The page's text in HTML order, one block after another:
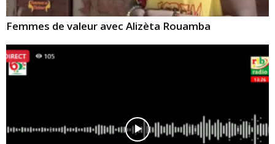
Femmes de valeur avec Alizèta Rouamba